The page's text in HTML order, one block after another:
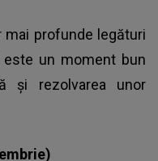
mai profunde legături
un moment bun
și rezolvarea unor